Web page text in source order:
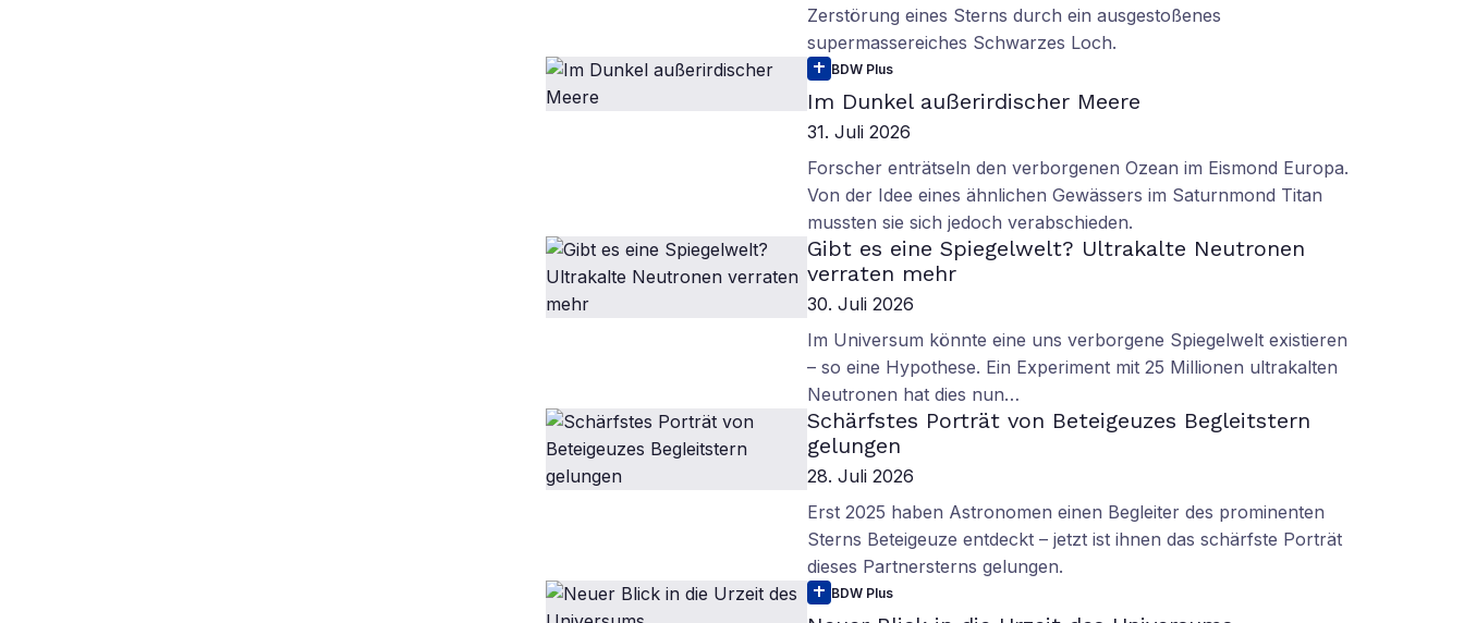
Zerstörung eines Sterns durch ein ausgestoßenes
supermassereiches Schwarzes Loch.
BDW Plus
Im Dunkel außerirdischer Meere
31. Juli 2026
Forscher enträtseln den verborgenen Ozean im Eismond Europa.
Von der Idee eines ähnlichen Gewässers im Saturnmond Titan
mussten sie sich jedoch verabschieden.
Gibt es eine Spiegelwelt? Ultrakalte Neutronen
verraten mehr
30. Juli 2026
Im Universum könnte eine uns verborgene Spiegelwelt existieren
– so eine Hypothese. Ein Experiment mit 25 Millionen ultrakalten
Neutronen hat dies nun…
Schärfstes Porträt von Beteigeuzes Begleitstern
gelungen
28. Juli 2026
Erst 2025 haben Astronomen einen Begleiter des prominenten
Sterns Beteigeuze entdeckt – jetzt ist ihnen das schärfste Porträt
dieses Partnersterns gelungen.
BDW Plus